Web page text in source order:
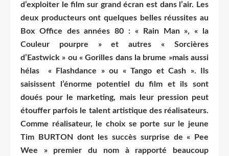
d’exploiter le film sur grand écran est dans l’air. Les
deux producteurs ont quelques belles réussites au
Box Office des années 80 : « Rain Man », « la
Couleur pourpre » et autres « Sorcières
d’Eastwick » ou « Gorilles dans la brume »mais aussi
hélas « Flashdance » ou « Tango et Cash ». Ils
saisissent l’énorme potentiel du film et ils sont
doués pour le marketing, mais leur pression peut
étouffer parfois le talent artistique des réalisateurs.
Comme réalisateur, le choix se porte sur le jeune
Tim BURTON dont les succès surprise de « Pee
Wee » premier du nom à rapporté beaucoup